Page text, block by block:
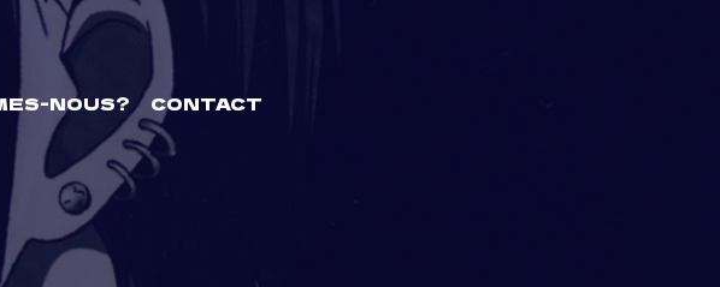
NOUS? CONTACT